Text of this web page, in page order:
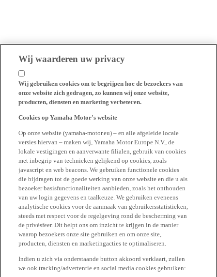
Wij waarderen uw privacy
Wij gebruiken cookies om te begrijpen hoe de bezoekers van
onze website zich gedragen, zo kunnen wij onze website,
producten, diensten en marketing verbeteren.
Cookies op Yamaha Motor's website
Op onze website (yamaha-motor.eu) – en alle afgeleide locale
versies hiervan – maken wij, Yamaha Motor Europe N.V., de
lokale vestigingen en aanverwante filialen, gebruik van cookies
met inbegrip van technieken gelijkend op cookies, zoals
javascript en web beacons. We gebruiken functionele cookies
die bijdragen tot de goede werking van onze website en die u als
bezoeker basisfunctionaliteiten aanbieden, zoals het onthouden
van uw login gegevens en taalkeuze. We gebruiken eveneens
analytische cookies voor de aanmaak van gebruikersstatistieken,
steeds met respect voor de regelgeving rond de bescherming van
de privésfeer. Dit helpt ons om inzicht te krijgen in de manier
waarop bezoekers onze site gebruiken en om onze site,
producten, diensten en marketingacties te optimaliseren.
Indien u zich via onderstaande button akkoord verklaart, zullen
we ook tracking/advertentie en social media cookies gebruiken: